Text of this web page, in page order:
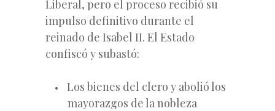
Liberal, pero el proceso recibió su
impulso definitivo durante el
reinado de Isabel II. El Estado
confiscó y subastó:
Los bienes del clero y abolió los
mayorazgos de la nobleza